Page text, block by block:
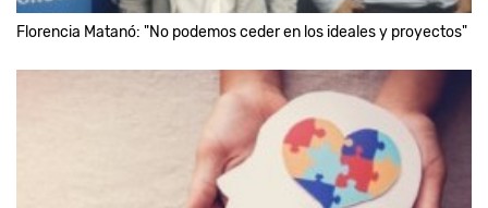
Florencia Matanó: "No podemos ceder en los ideales y proyectos"